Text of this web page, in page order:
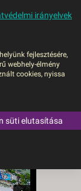
irányelvek
fejlesztésére,
webhely-élmény
cookies, nyissa
süti elutasítása